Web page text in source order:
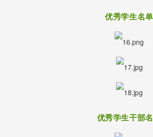
优秀学生名单
优秀学生干部